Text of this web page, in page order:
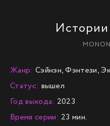
Жанр: Сэйнэн, Фэнтези,
Статус: вышел
Год выхода: 2023
Время серии: 23 мин.